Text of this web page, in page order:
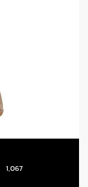
1,067